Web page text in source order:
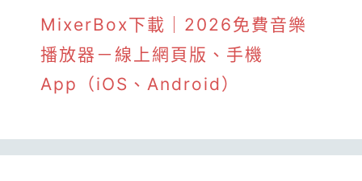
MixerBox下載｜2026免費音樂
播放器－線上網頁版、手機
App（iOS、Android）